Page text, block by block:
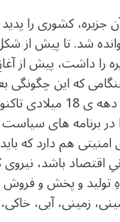
نیازهای مردمِ آن
در سراسرِ تاریخ خوانده
را داشت، پیش از
که این چگونگی
امنیتی شناخته شد، نیاز به دولتی
برنامه های
هم دارد که باید
باشد، نیروی
تولید و پخش و
زمینی، آبی،